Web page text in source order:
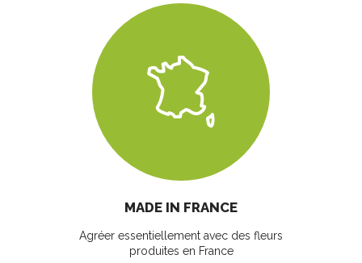
MADE IN FRANCE
Agréer essentiellement avec des fleurs
produites en France